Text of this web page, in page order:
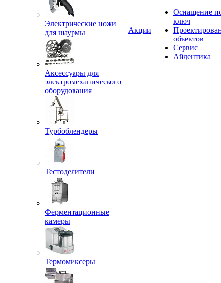
Электрические ножи
для шаурмы
Аксессуары для
электромеханического
оборудования
Турбоблендеры
Тестоделители
Ферментационные
камеры
Термомиксеры
Акции
Оснащение
ключ
объектов
Сервис
Айдентика